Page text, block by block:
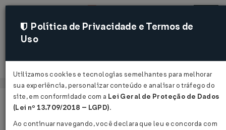
Acessar
Página Inicial
Legislações
Política de Privacidade e Termos de
Uso
Utilizamos cookies e tecnologias semelhantes para melhorar
sua experiência, personalizar conteúdo e analisar o tráfego do
site, em conformidade com a Lei Geral de Proteção de Dados
(Lei nº 13.709/2018 – LGPD).
Ao continuar navegando, você declara que leu e concorda com